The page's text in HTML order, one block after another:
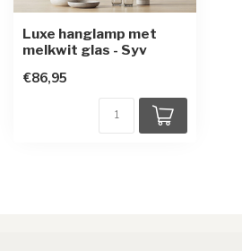
Luxe hanglamp met
melkwit glas - Syv
€86,95